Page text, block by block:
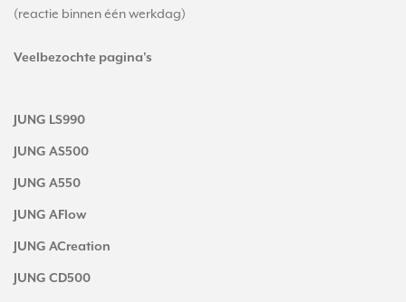
(reactie binnen één werkdag)
Veelbezochte pagina's
JUNG LS990
JUNG AS500
JUNG A550
JUNG AFlow
JUNG ACreation
JUNG CD500